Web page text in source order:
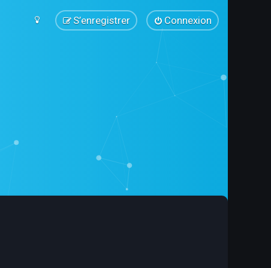
Connexion
S’enregistrer